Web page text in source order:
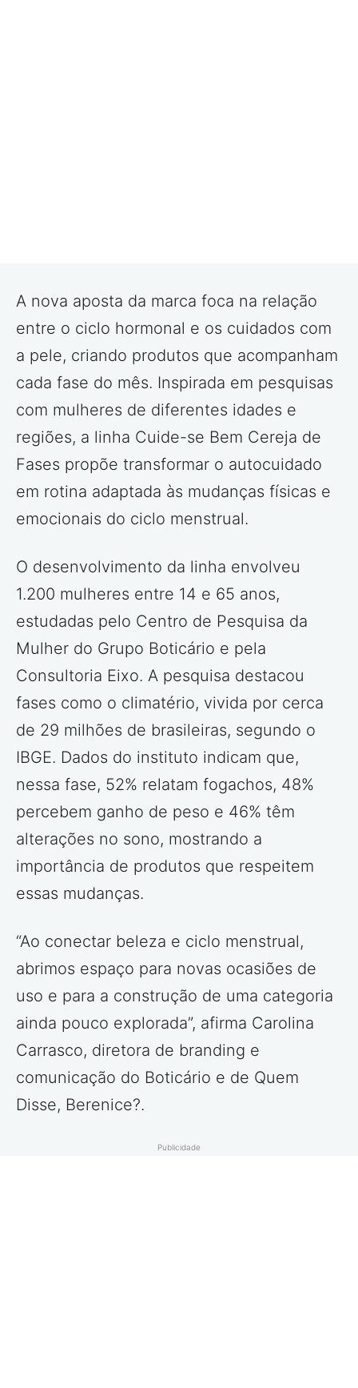
A nova aposta da marca foca na relação
entre o ciclo hormonal e os cuidados com
a pele, criando produtos que acompanham
cada fase do mês. Inspirada em pesquisas
com mulheres de diferentes idades e
regiões, a linha Cuide-se Bem Cereja de
Fases propõe transformar o autocuidado
em rotina adaptada às mudanças físicas e
emocionais do ciclo menstrual.
O desenvolvimento da linha envolveu
1.200 mulheres entre 14 e 65 anos,
estudadas pelo Centro de Pesquisa da
Mulher do Grupo Boticário e pela
Consultoria Eixo. A pesquisa destacou
fases como o climatério, vivida por cerca
de 29 milhões de brasileiras, segundo o
IBGE. Dados do instituto indicam que,
nessa fase, 52% relatam fogachos, 48%
percebem ganho de peso e 46% têm
alterações no sono, mostrando a
importância de produtos que respeitem
essas mudanças.
“Ao conectar beleza e ciclo menstrual,
abrimos espaço para novas ocasiões de
uso e para a construção de uma categoria
ainda pouco explorada”, afirma Carolina
Carrasco, diretora de branding e
comunicação do Boticário e de Quem
Disse, Berenice?.
Publicidade